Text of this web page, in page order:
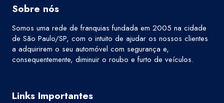
Sobre nós
Somos uma rede de franquias fundada em 2005 na cidade
de São Paulo/SP, com o intuito de ajudar os nossos clientes
a adquirirem o seu automóvel com segurança e,
consequentemente, diminuir o roubo e furto de veículos.
Links Importantes